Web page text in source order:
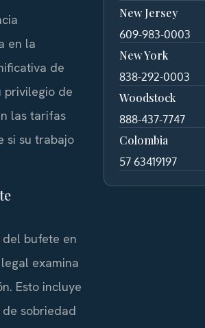
en la
de
privilegio de
las tarifas
si su trabajo
bufete en
examina
Esto incluye
sobriedad
New Jersey
609-983-0003
New York
838-292-0003
Woodstock
888-437-7747
Colombia
57 63419197